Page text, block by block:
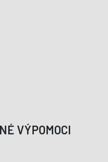
VÝPOMOCI